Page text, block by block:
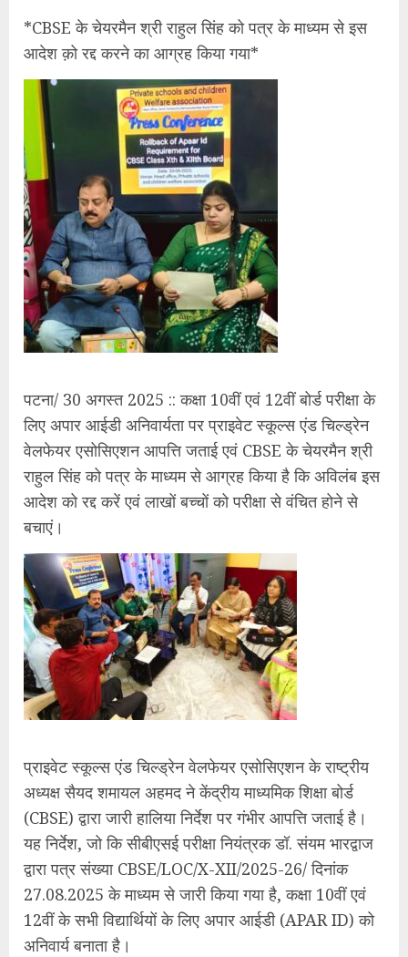
*CBSE के चेयरमैन श्री राहुल सिंह को पत्र के माध्यम से इस
आदेश क़ो रद्द करने का आग्रह किया गया*
पटना/ 30 अगस्त 2025 :: कक्षा 10वीं एवं 12वीं बोर्ड परीक्षा के
लिए अपार आईडी अनिवार्यता पर प्राइवेट स्कूल्स एंड चिल्ड्रेन
वेलफेयर एसोसिएशन आपत्ति जताई एवं CBSE के चेयरमैन श्री
राहुल सिंह को पत्र के माध्यम से आग्रह किया है कि अविलंब इस
आदेश को रद्द करें एवं लाखों बच्चों को परीक्षा से वंचित होने से
बचाएं।
प्राइवेट स्कूल्स एंड चिल्ड्रेन वेलफेयर एसोसिएशन के राष्ट्रीय
अध्यक्ष सैयद शमायल अहमद ने केंद्रीय माध्यमिक शिक्षा बोर्ड
(CBSE) द्वारा जारी हालिया निर्देश पर गंभीर आपत्ति जताई है।
यह निर्देश, जो कि सीबीएसई परीक्षा नियंत्रक डॉ. संयम भारद्वाज
द्वारा पत्र संख्या CBSE/LOC/X-XII/2025-26/ दिनांक
27.08.2025 के माध्यम से जारी किया गया है, कक्षा 10वीं एवं
12वीं के सभी विद्यार्थियों के लिए अपार आईडी (APAR ID) को
अनिवार्य बनाता है।